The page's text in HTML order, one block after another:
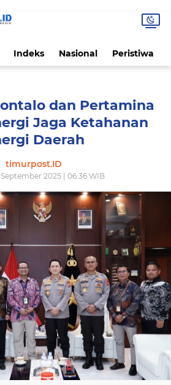
Indeks Nasional Peristiwa
dan Pertamina
Jaga Ketahanan
Daerah
timurpost.ID
2025 | 06:36 WIB